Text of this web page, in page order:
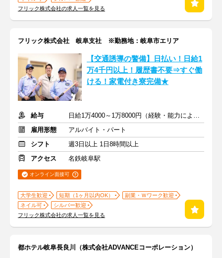
フリック株式会社の求人一覧を見る
フリック株式会社 岐阜支社 ※勤務地：岐阜市エリア
【交通誘導の警備】日払い！日給1
万4千円以上！履歴書不要⇒すぐ働
ける！家電付き寮完備★
給与
日給1万4000～1万8000円（経験・能力による）
雇用形態
アルバイト・パート
シフト
週3日以上 1日8時間以上
アクセス
名鉄岐阜駅
オンライン面接可
大学生歓迎 短期（1ヶ月以内OK）
副業・Ｗワーク歓迎
ネイル可
シルバー歓迎
フリック株式会社の求人一覧を見る
都ホテル岐阜長良川（株式会社ADVANCEコーポレーション）